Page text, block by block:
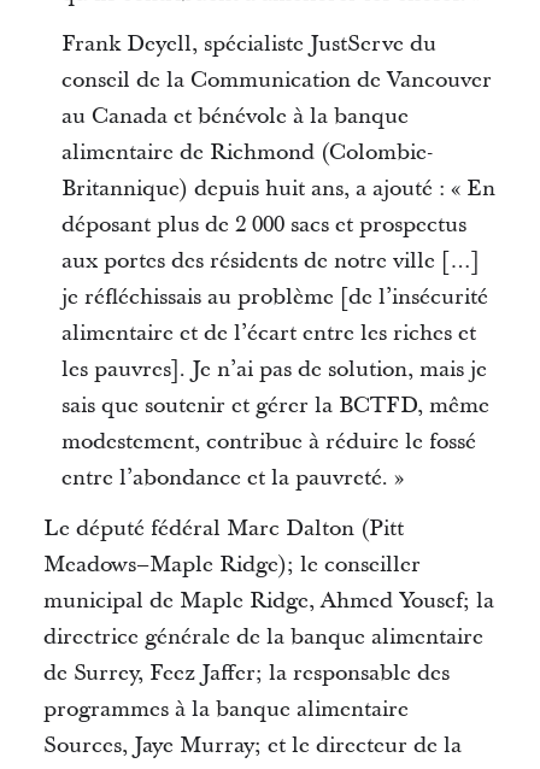
Frank Deyell, spécialiste JustServe du
conseil de la Communication de Vancouver
au Canada et bénévole à la banque
alimentaire de Richmond (Colombie-
Britannique) depuis huit ans, a ajouté : « En
déposant plus de 2 000 sacs et prospectus
aux portes des résidents de notre ville […]
je réfléchissais au problème [de l’insécurité
alimentaire et de l’écart entre les riches et
les pauvres]. Je n’ai pas de solution, mais je
sais que soutenir et gérer la BCTFD, même
modestement, contribue à réduire le fossé
entre l’abondance et la pauvreté. »
Le député fédéral Marc Dalton (Pitt
Meadows–Maple Ridge); le conseiller
municipal de Maple Ridge, Ahmed Yousef; la
directrice générale de la banque alimentaire
de Surrey, Feez Jaffer; la responsable des
programmes à la banque alimentaire
Sources, Jaye Murray; et le directeur de la